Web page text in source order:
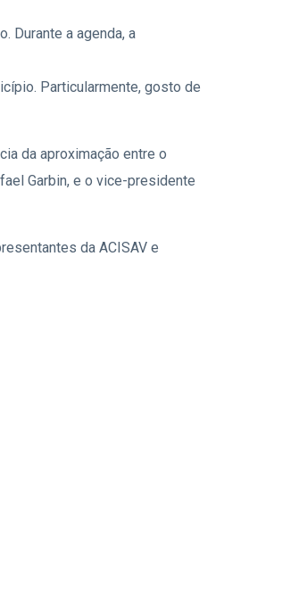
Durante a agenda, a
Particularmente, gosto de
da aproximação entre o
Garbin, e o vice-presidente
da ACISAV e